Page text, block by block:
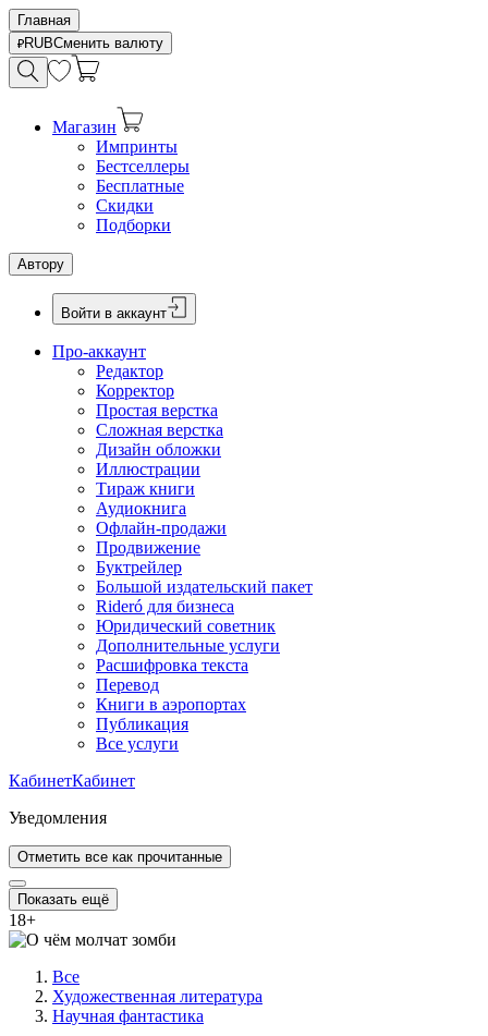
Главная
RUBСменить валюту
Магазин
Импринты
Бестселлеры
Бесплатные
Скидки
Подборки
Автору
Войти в аккаунт
Про-аккаунт
Редактор
Корректор
Простая верстка
Сложная верстка
Дизайн обложки
Иллюстрации
Тираж книги
Аудиокнига
Офлайн-продажи
Продвижение
Буктрейлер
Большой издательский пакет
Rideró для бизнеса
Юридический советник
Дополнительные услуги
Расшифровка текста
Перевод
Книги в аэропортах
Публикация
Все услуги
КабинетКабинет
Уведомления
Отметить все как прочитанные
Показать ещё
18+
Все
Художественная литература
Научная фантастика